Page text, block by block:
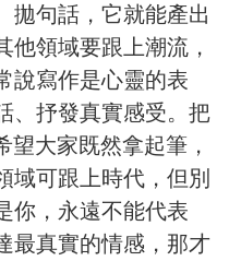
拋句話，它就能產出
他領域要跟上潮流，
說寫作是心靈的表
、抒發真實感受。把
大家既然拿起筆，
域可跟上時代，但別
你，永遠不能代表
最真實的情感，那才